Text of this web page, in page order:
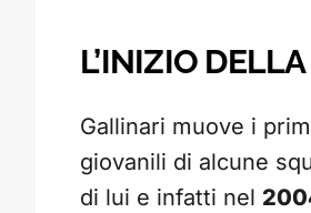
L’INIZIO
Gallinari muove i
giovanili di alcune
di lui e infatti nel